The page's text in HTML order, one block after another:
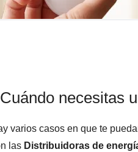
necesitas
varios casos en que te
las Distribuidoras de